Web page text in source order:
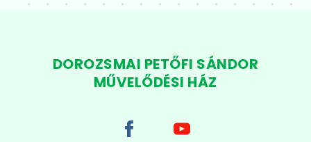
DOROZSMAI PETŐFI SÁNDOR
MŰVELŐDÉSI HÁZ